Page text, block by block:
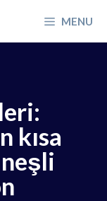
MENU
kısa